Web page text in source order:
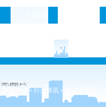
>行业资讯 >